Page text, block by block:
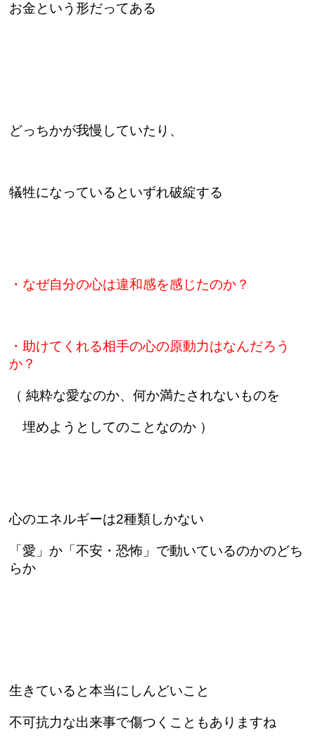
お金という形だってある
どっちかが我慢していたり、
犠牲になっているといずれ破綻する
・なぜ自分の心は違和感を感じたのか？
・助けてくれる相手の心の原動力はなんだろう
か？
（ 純粋な愛なのか、何か満たされないものを
埋めようとしてのことなのか ）
心のエネルギーは2種類しかない
「愛」か「不安・恐怖」で動いているのかのどち
らか
生きていると本当にしんどいこと
不可抗力な出来事で傷つくこともありますね